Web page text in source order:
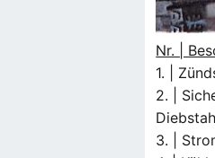
Nr. |
1. |
2. |
3. |